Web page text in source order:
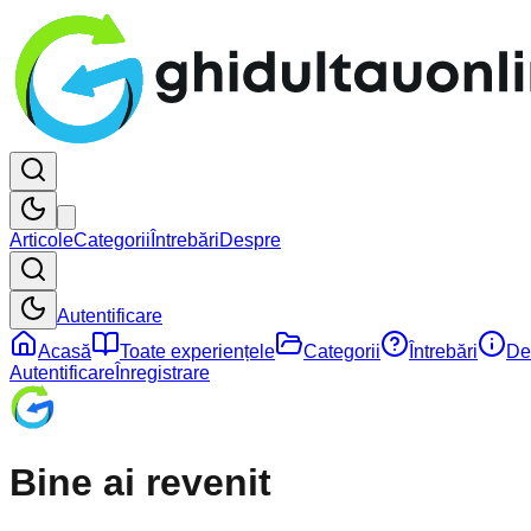
ArticoleCategorii ÎntrebăriDespre
Autentificare
Acasă
Toate experiențele Categorii Întrebări
Autentificare Înregistrare
Bine ai revenit